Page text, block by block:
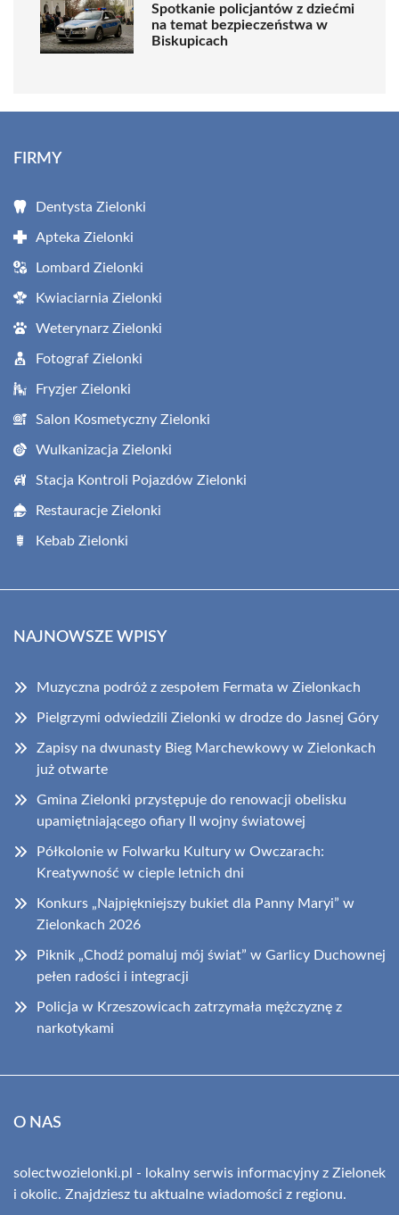
Spotkanie policjantów z dziećmi
na temat bezpieczeństwa w
Biskupicach
FIRMY
Dentysta Zielonki
Apteka Zielonki
Lombard Zielonki
Kwiaciarnia Zielonki
Weterynarz Zielonki
Fotograf Zielonki
Fryzjer Zielonki
Salon Kosmetyczny Zielonki
Wulkanizacja Zielonki
Stacja Kontroli Pojazdów Zielonki
Restauracje Zielonki
Kebab Zielonki
NAJNOWSZE WPISY
Muzyczna podróż z zespołem Fermata w Zielonkach
Pielgrzymi odwiedzili Zielonki w drodze do Jasnej Góry
Zapisy na dwunasty Bieg Marchewkowy w Zielonkach
już otwarte
Gmina Zielonki przystępuje do renowacji obelisku
upamiętniającego ofiary II wojny światowej
Półkolonie w Folwarku Kultury w Owczarach:
Kreatywność w cieple letnich dni
Konkurs „Najpiękniejszy bukiet dla Panny Maryi” w
Zielonkach 2026
Piknik „Chodź pomaluj mój świat” w Garlicy Duchownej
pełen radości i integracji
Policja w Krzeszowicach zatrzymała mężczyznę z
narkotykami
O NAS
solectwozielonki.pl - lokalny serwis informacyjny z Zielonek
i okolic. Znajdziesz tu aktualne wiadomości z regionu.